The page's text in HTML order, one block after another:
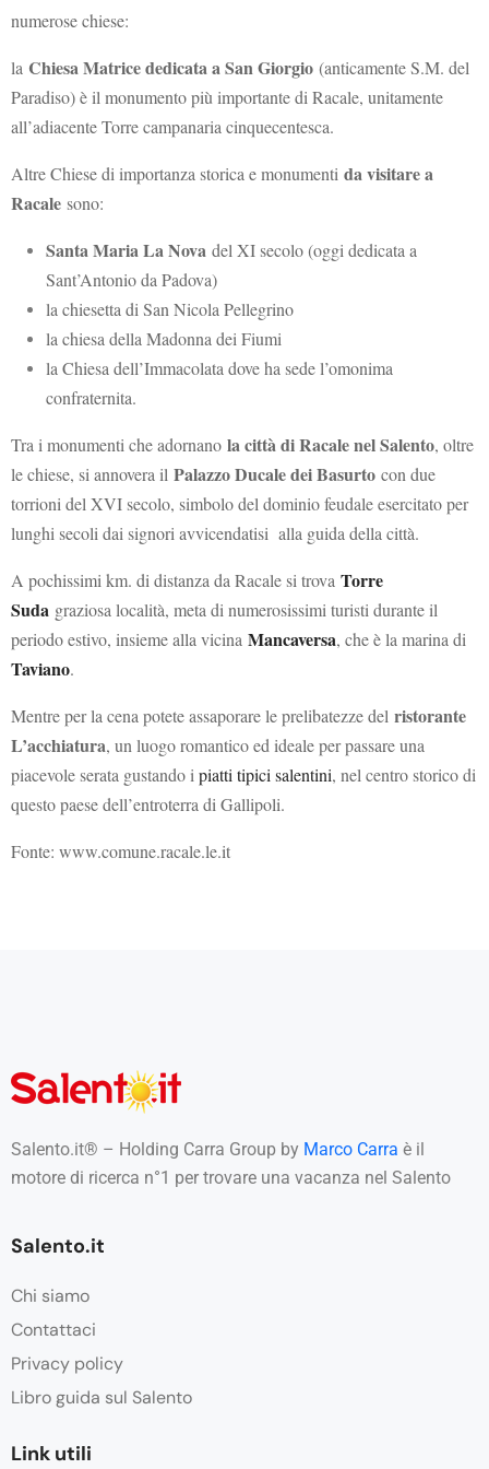
numerose chiese:
la Chiesa Matrice dedicata a San Giorgio (anticamente S.M. del
Paradiso) è il monumento più importante di Racale, unitamente
all’adiacente Torre campanaria cinquecentesca.
Altre Chiese di importanza storica e monumenti da visitare a
Racale sono:
Santa Maria La Nova del XI secolo (oggi dedicata a
Sant’Antonio da Padova)
la chiesetta di San Nicola Pellegrino
la chiesa della Madonna dei Fiumi
la Chiesa dell’Immacolata dove ha sede l’omonima
confraternita.
Tra i monumenti che adornano la città di Racale nel Salento, oltre
le chiese, si annovera il Palazzo Ducale dei Basurto con due
torrioni del XVI secolo, simbolo del dominio feudale esercitato per
lunghi secoli dai signori avvicendatisi alla guida della città.
A pochissimi km. di distanza da Racale si trova Torre
Suda graziosa località, meta di numerosissimi turisti durante il
periodo estivo, insieme alla vicina Mancaversa, che è la marina di
Taviano.
Mentre per la cena potete assaporare le prelibatezze del ristorante
L’acchiatura, un luogo romantico ed ideale per passare una
piacevole serata gustando i piatti tipici salentini, nel centro storico di
questo paese dell’entroterra di Gallipoli.
Fonte: www.comune.racale.le.it
Salento.it® – Holding Carra Group by Marco Carra è il
motore di ricerca n°1 per trovare una vacanza nel Salento
Salento.it
Chi siamo
Contattaci
Privacy policy
Libro guida sul Salento
Link utili